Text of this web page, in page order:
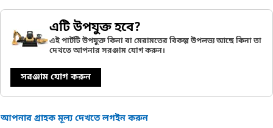
এটি উপযুক্ত হবে?
এই পার্টটি উপযুক্ত কিনা বা মেরামতের বিকল্প উপলভ্য আছে কিনা তা
দেখতে আপনার সরঞ্জাম যোগ করুন।
সরঞ্জাম যোগ করুন
আপনার গ্রাহক মূল্য দেখতে লগইন করুন